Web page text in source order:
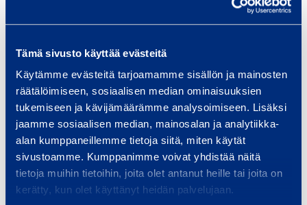
Tämä sivusto käyttää evästeitä
Käytämme evästeitä tarjoamamme sisällön ja mainosten
räätälöimiseen, sosiaalisen median ominaisuuksien
tukemiseen ja kävijämäärämme analysoimiseen. Lisäksi
jaamme sosiaalisen median, mainosalan ja analytiikka-
alan kumppaneillemme tietoja siitä, miten käytät
sivustoamme. Kumppanimme voivat yhdistää näitä
tietoja muihin tietoihin, joita olet antanut heille tai joita on
kerätty, kun olet käyttänyt heidän palvelujaan.
l
v
y
n
o
s
t
i
Kipsilevynostin
JTM WELDING LN300
17,21 € / päivä (alv 0 %)
Lisää koriin
STARKE
17,21 €